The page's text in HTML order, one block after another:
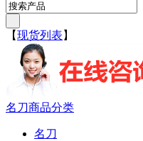
【现货列表 】
名刀商品分类
名刀